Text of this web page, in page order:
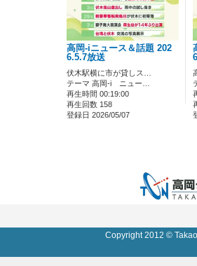
高岡-iニュース＆話題 202
6.5.7放送
伏木駅横に市が貸しス…
テーマ 高岡-i ニュー…
再生時間 00:19:00
再生回数 158
登録日 2026/05/07
Copyright 2012 ©